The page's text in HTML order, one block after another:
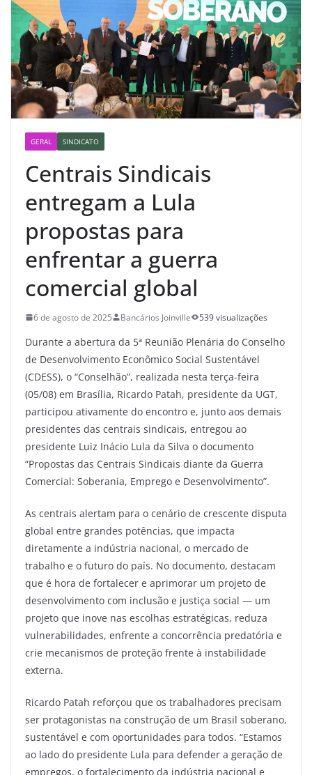
GERAL SINDICATO
Centrais Sindicais
entregam a Lula
propostas para
enfrentar a guerra
comercial global
6 de agosto de 2025 Bancários Joinville 539 visualizações
Durante a abertura da 5ª Reunião Plenária do Conselho
de Desenvolvimento Econômico Social Sustentável
(CDESS), o “Conselhão”, realizada nesta terça-feira
(05/08) em Brasília, Ricardo Patah, presidente da UGT,
participou ativamente do encontro e, junto aos demais
presidentes das centrais sindicais, entregou ao
presidente Luiz Inácio Lula da Silva o documento
“Propostas das Centrais Sindicais diante da Guerra
Comercial: Soberania, Emprego e Desenvolvimento”.
As centrais alertam para o cenário de crescente disputa
global entre grandes potências, que impacta
diretamente a indústria nacional, o mercado de
trabalho e o futuro do país. No documento, destacam
que é hora de fortalecer e aprimorar um projeto de
desenvolvimento com inclusão e justiça social — um
projeto que inove nas escolhas estratégicas, reduza
vulnerabilidades, enfrente a concorrência predatória e
crie mecanismos de proteção frente à instabilidade
externa.
Ricardo Patah reforçou que os trabalhadores precisam
ser protagonistas na construção de um Brasil soberano,
sustentável e com oportunidades para todos. “Estamos
ao lado do presidente Lula para defender a geração de
empregos, o fortalecimento da indústria nacional e